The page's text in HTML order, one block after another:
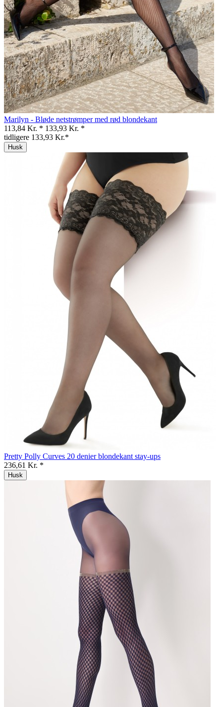
Marilyn - Bløde netstrømper med rød blondekant
113,84 Kr. * 133,93 Kr. *
tidligere 133,93 Kr.*
Husk
Pretty Polly Curves 20 denier blondekant stay-ups
236,61 Kr. *
Husk